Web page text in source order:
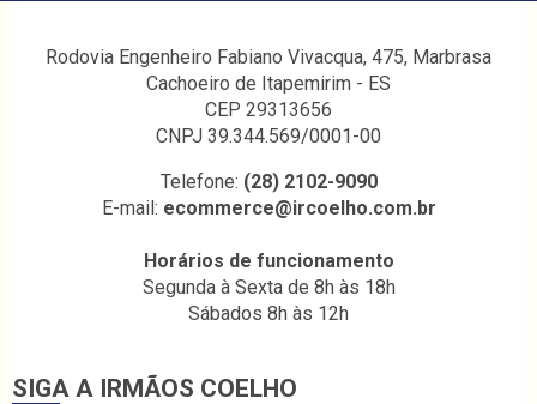
Rodovia Engenheiro Fabiano Vivacqua, 475, Marbrasa
Cachoeiro de Itapemirim - ES
CEP 29313656
CNPJ 39.344.569/0001-00
Telefone: (28) 2102-9090
E-mail: ecommerce@ircoelho.com.br
Horários de funcionamento
Segunda à Sexta de 8h às 18h
Sábados 8h às 12h
SIGA A IRMÃOS COELHO